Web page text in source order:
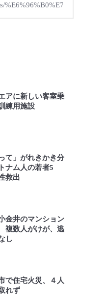
しい客室乗務員の訓練用施設
アに新しい客室乗
練用施設
れきかき分け ベトナム人の若
て」がれきかき分
ナム人の若者5
救出
マンションで火災 複数人がけ
金井のマンション
数人がけが、逃
し
火災、４人と連絡取れず
で住宅火災、４人
れず